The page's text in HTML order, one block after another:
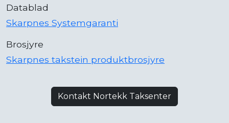
Datablad
Skarpnes Systemgaranti
Brosjyre
Skarpnes takstein produktbrosjyre
Kontakt Nortekk Taksenter